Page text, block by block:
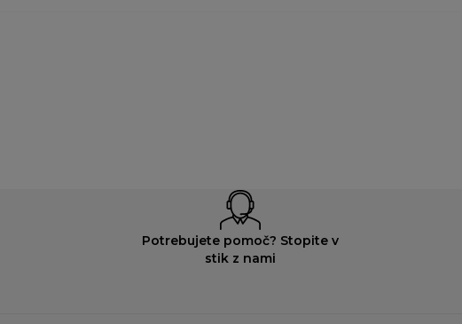
Potrebujete pomoč? Stopite v
stik z nami